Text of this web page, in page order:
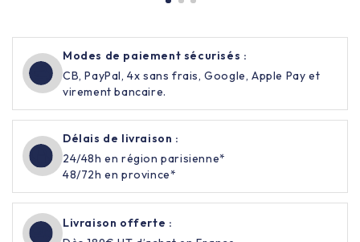
Modes de paiement sécurisés :
CB, PayPal, 4x sans frais, Google, Apple Pay et
virement bancaire.
Délais de livraison :
24/48h en région parisienne*
48/72h en province*
Livraison offerte :